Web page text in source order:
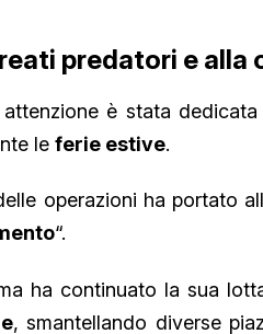
predatori e alla
attenzione è stata dedicata
le ferie estive.
operazioni ha portato
“.
ha continuato la sua
, smantellando diverse